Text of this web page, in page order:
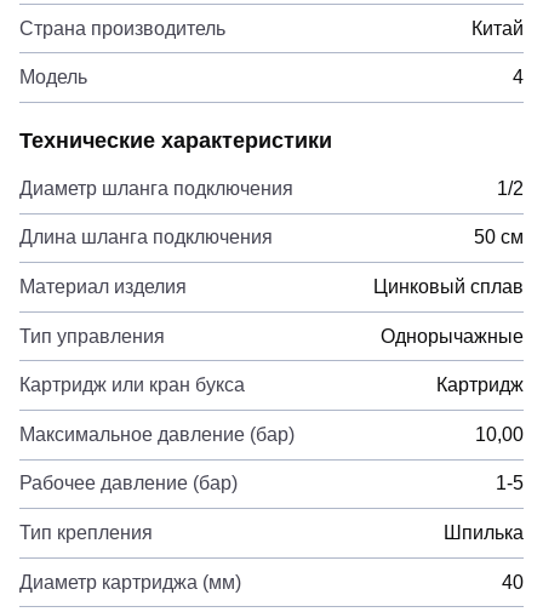
Страна производитель Китай
Модель 4
Технические характеристики
Диаметр шланга подключения 1/2
Длина шланга подключения 50 см
Материал изделия Цинковый сплав
Тип управления Однорычажные
Картридж или кран букса Картридж
Максимальное давление (бар) 10,00
Рабочее давление (бар) 1-5
Тип крепления Шпилька
Диаметр картриджа (мм) 40